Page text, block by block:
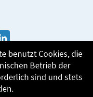
benutzt Cookies, die
Betrieb der
sind und stets